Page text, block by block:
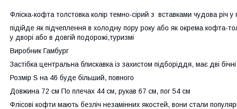
Фліска-кофта толстовка колір темно-сірий з вставками чудова річ
підійде як підчеплення в холодну пору року або як окрема кофта-
у дворі або в довгій подорожі,туризмі
Виробник Гамбург
Застібка центральна блискавка із захистом підборіддя, має дві
Розмір S на 46 буде більший, повного
Довжина 72 см По плечах 44 см, рукав 67 см, пог 54 см
Флісові кофти мають безліч незамінних якостей, вони стали